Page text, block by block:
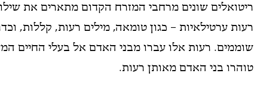
ריטואלים שונים מרחבי המזרח הקדום מתארים את
רעות ערטילאיות – כגון טומאה, מילים רעות, קללות,
שוממים. רעות אלו עברו מבני האדם אל בעלי החיים
טוהרו בני האדם מאותן רעות.